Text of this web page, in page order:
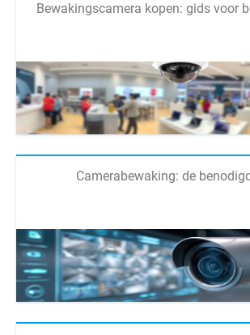
Bewakingscamera kopen: gids voor
Camerabewaking: de